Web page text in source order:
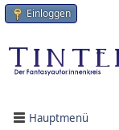
Einloggen
Hauptmenü